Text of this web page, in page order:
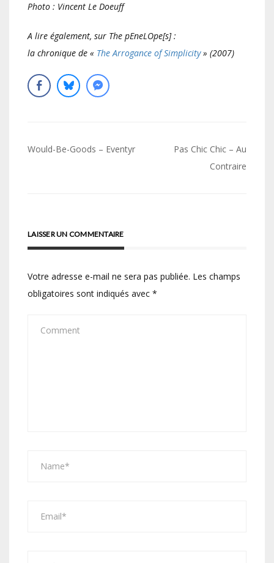
Photo : Vincent Le Doeuff
A lire également, sur The pEneLOpe[s] :
la chronique de « The Arrogance of Simplicity» (2007)
Navigation
Would-Be-Goods – Eventyr
Pas Chic Chic – Au
Contraire
LAISSER UN COMMENTAIRE
Votre adresse e-mail ne sera pas publiée. Les champs
obligatoires sont indiqués avec *